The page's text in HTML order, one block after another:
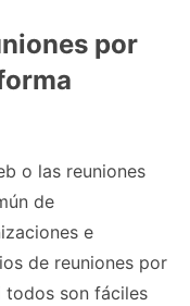
por
o las reuniones
de
e
de reuniones por
todos son fáciles